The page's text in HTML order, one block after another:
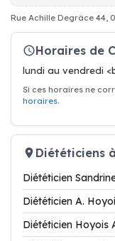
Rue Achille Degrâce 44,
Horaires de
lundi au vendredi
Si ces horaires ne
horaires.
Diététiciens
Diététicien
Diététicien A.
Diététicien Hoyois